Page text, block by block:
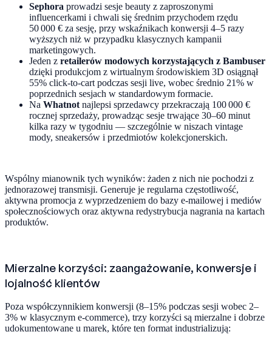
Sephora prowadzi sesje beauty z zaproszonymi
influencerkami i chwali się średnim przychodem rzędu
50 000 € za sesję, przy wskaźnikach konwersji 4–5 razy
wyższych niż w przypadku klasycznych kampanii
marketingowych.
Jeden z retailerów modowych korzystających z Bambuser
dzięki produkcjom z wirtualnym środowiskiem 3D osiągnął
55% click-to-cart podczas sesji live, wobec średnio 21% w
poprzednich sesjach w standardowym formacie.
Na Whatnot najlepsi sprzedawcy przekraczają 100 000 €
rocznej sprzedaży, prowadząc sesje trwające 30–60 minut
kilka razy w tygodniu — szczególnie w niszach vintage
mody, sneakersów i przedmiotów kolekcjonerskich.
Wspólny mianownik tych wyników: żaden z nich nie pochodzi z
jednorazowej transmisji. Generuje je regularna częstotliwość,
aktywna promocja z wyprzedzeniem do bazy e-mailowej i mediów
społecznościowych oraz aktywna redystrybucja nagrania na kartach
produktów.
Mierzalne korzyści: zaangażowanie, konwersje i
lojalność klientów
Poza współczynnikiem konwersji (8–15% podczas sesji wobec 2–
3% w klasycznym e-commerce), trzy korzyści są mierzalne i dobrze
udokumentowane u marek, które ten format industrializują: